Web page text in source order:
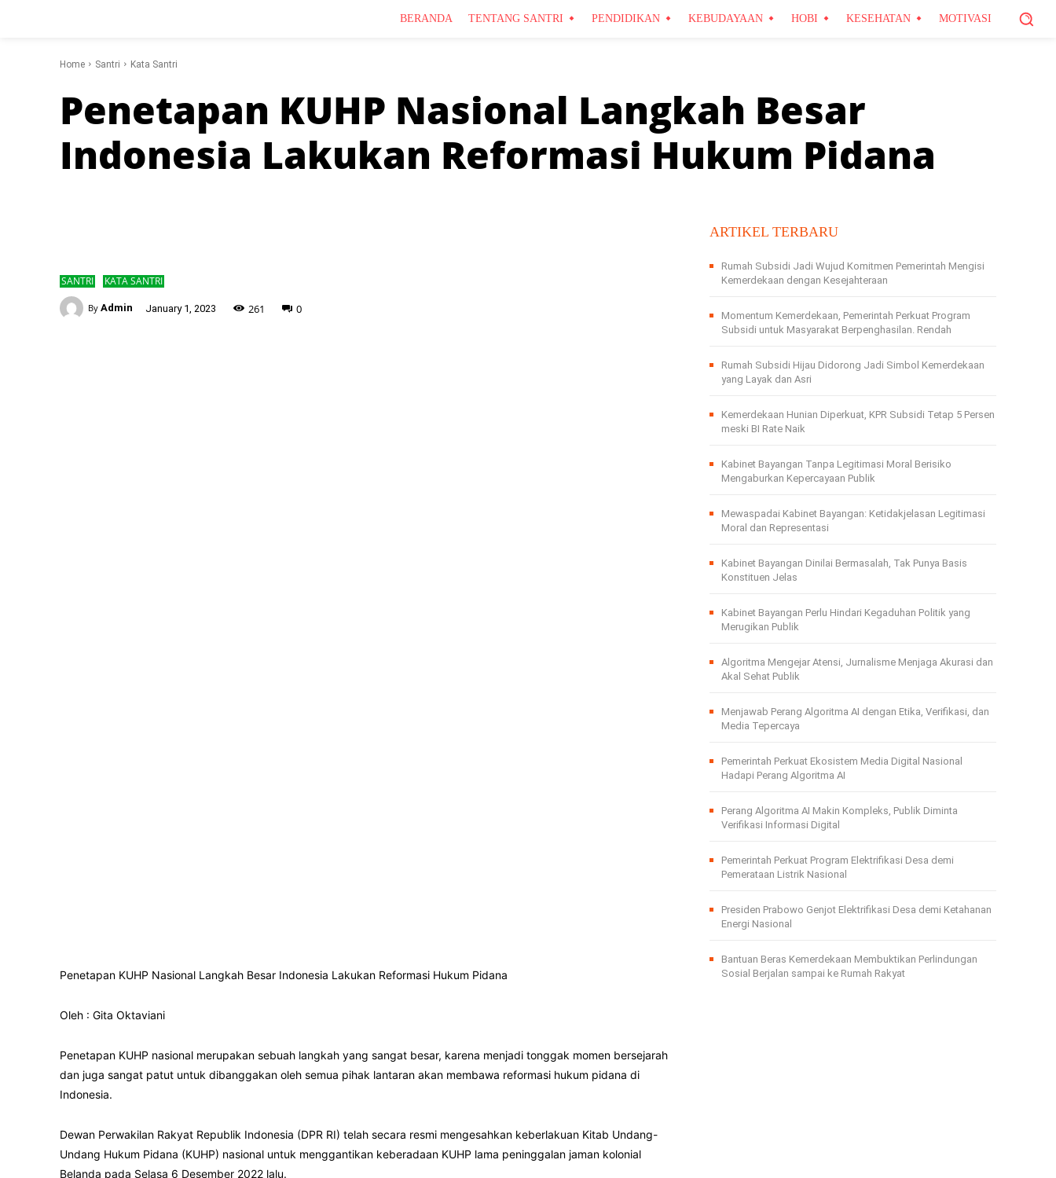
BERANDA TENTANG SANTRI PENDIDIKAN KEBUDAYAAN HOBI KESEHATAN MOTIVASI
Home Santri Kata Santri
Penetapan KUHP Nasional Langkah Besar
Indonesia Lakukan Reformasi Hukum Pidana
SANTRI KATA SANTRI
By Admin January 1, 2023 261 0
Penetapan KUHP Nasional Langkah Besar Indonesia Lakukan Reformasi Hukum Pidana
Oleh : Gita Oktaviani
Penetapan KUHP nasional merupakan sebuah langkah yang sangat besar, karena menjadi tonggak momen bersejarah
dan juga sangat patut untuk dibanggakan oleh semua pihak lantaran akan membawa reformasi hukum pidana di
Indonesia.
Dewan Perwakilan Rakyat Republik Indonesia (DPR RI) telah secara resmi mengesahkan keberlakuan Kitab Undang-
Undang Hukum Pidana (KUHP) nasional untuk menggantikan keberadaan KUHP lama peninggalan jaman kolonial
Belanda pada Selasa 6 Desember 2022 lalu.
ARTIKEL TERBARU
Rumah Subsidi Jadi Wujud Komitmen Pemerintah Mengisi
Kemerdekaan dengan Kesejahteraan
Momentum Kemerdekaan, Pemerintah Perkuat Program
Subsidi untuk Masyarakat Berpenghasilan. Rendah
Rumah Subsidi Hijau Didorong Jadi Simbol Kemerdekaan
yang Layak dan Asri
Kemerdekaan Hunian Diperkuat, KPR Subsidi Tetap 5 Persen
meski BI Rate Naik
Kabinet Bayangan Tanpa Legitimasi Moral Berisiko
Mengaburkan Kepercayaan Publik
Mewaspadai Kabinet Bayangan: Ketidakjelasan Legitimasi
Moral dan Representasi
Kabinet Bayangan Dinilai Bermasalah, Tak Punya Basis
Konstituen Jelas
Kabinet Bayangan Perlu Hindari Kegaduhan Politik yang
Merugikan Publik
Algoritma Mengejar Atensi, Jurnalisme Menjaga Akurasi dan
Akal Sehat Publik
Menjawab Perang Algoritma AI dengan Etika, Verifikasi, dan
Media Tepercaya
Pemerintah Perkuat Ekosistem Media Digital Nasional
Hadapi Perang Algoritma AI
Perang Algoritma AI Makin Kompleks, Publik Diminta
Verifikasi Informasi Digital
Pemerintah Perkuat Program Elektrifikasi Desa demi
Pemerataan Listrik Nasional
Presiden Prabowo Genjot Elektrifikasi Desa demi Ketahanan
Energi Nasional
Bantuan Beras Kemerdekaan Membuktikan Perlindungan
Sosial Berjalan sampai ke Rumah Rakyat